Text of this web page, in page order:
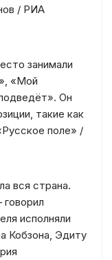
/ РИА
занимали
«Мой
Он
такие как
поле» /
вся страна.
исполняли
Кобзона, Эдиту